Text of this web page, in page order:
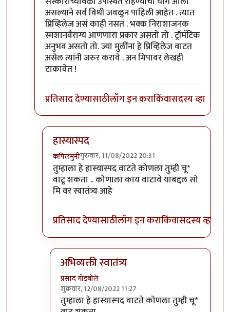
असल्याने सर्व विधी जवळुन पाहिली आहेत . त्यात
प्रिव्हिलेज असं काही नसतं . भक्क निराशाजनक
स्मशानवैराग्य आणणारा प्रकार असतो तो . ट्रॉमॅटिक
अनुभव असतो तो. ज्या मुलींना हे प्रिव्हिलेज वाटत
असेल त्यांनी जरुर करावे . अन मिपावर लेखही
टाकावेत !
प्रतिसाद देण्यासाठीलॉग इन कराकिंवासदस्य व्हा
हास्यास्पद
कपिलमुनीगुरुवार, 11/08/2022 20:31
In reply toविचित्र प्रतिसाद?byप्रसाद गोडबोले
तुम्हाला हे हास्यास्पद वाटते कोणला तुम्ही चू*
वाटू शकता .. कोणाला काय वाटावे याबद्दल सो
मि वर स्वातंत्र्य आहे
प्रतिसाद देण्यासाठीलॉग इन कराकिंवासदस्य व्हा
अभिव्यक्ती स्वातंत्र्य
प्रसाद गोडबोले
शुक्रवार, 12/08/2022 11:27
In reply toहास्यास्पदbyकपिलमुनी
तुम्हाला हे हास्यास्पद वाटते कोणला तुम्ही चू*